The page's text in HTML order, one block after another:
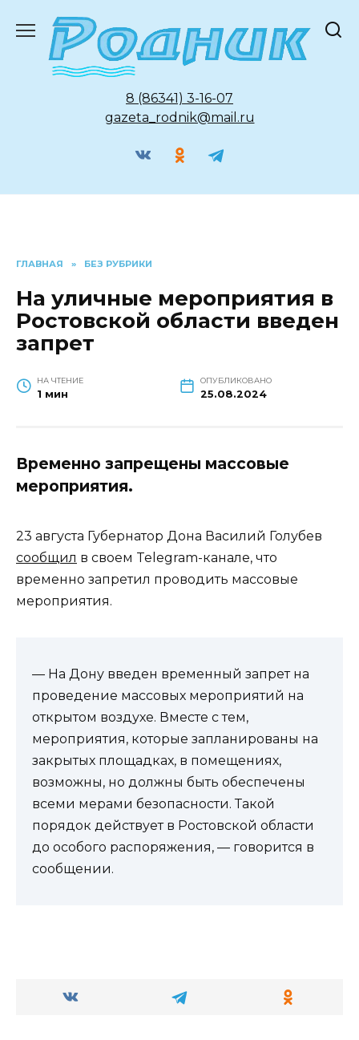
содержанию
8 (86341) 3-16-07
gazeta_rodnik@mail.ru
ГЛАВНАЯ » БЕЗ РУБРИКИ
На уличные мероприятия в
Ростовской области введен
запрет
НА ЧТЕНИЕ
1 мин
ОПУБЛИКОВАНО
25.08.2024
Временно запрещены массовые
мероприятия.
23 августа Губернатор Дона Василий Голубев
сообщил в своем Telegram-канале, что
временно запретил проводить массовые
мероприятия.
— На Дону введен временный запрет на
проведение массовых мероприятий на
открытом воздухе. Вместе с тем,
мероприятия, которые запланированы на
закрытых площадках, в помещениях,
возможны, но должны быть обеспечены
всеми мерами безопасности. Такой
порядок действует в Ростовской области
до особого распоряжения, — говорится в
сообщении.